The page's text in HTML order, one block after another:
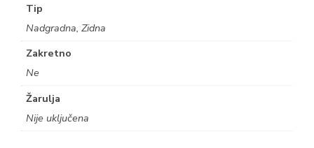
Tip
Nadgradna, Zidna
Zakretno
Ne
Žarulja
Nije uključena